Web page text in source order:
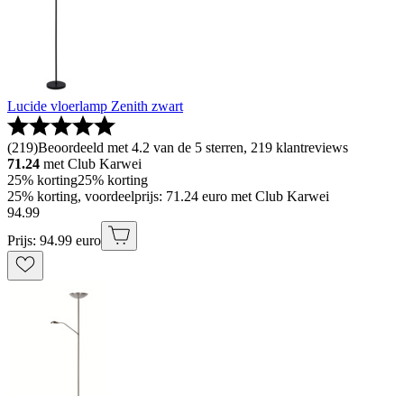
Lucide vloerlamp Zenith zwart
(219)Beoordeeld met 4.2 van de 5 sterren, 219 klantreviews
71.24 met Club Karwei
25% korting25% korting
25% korting, voordeelprijs: 71.24 euro met Club Karwei
94.99
Prijs: 94.99 euro